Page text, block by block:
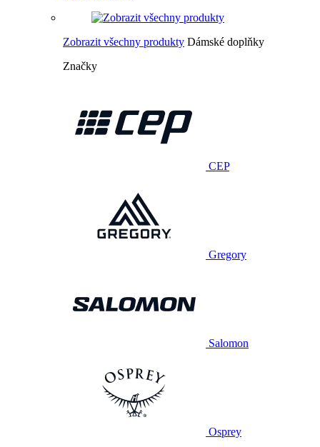
Zobrazit všechny produkty Dámské doplňky
Značky
CEP
Gregory
Salomon
Osprey